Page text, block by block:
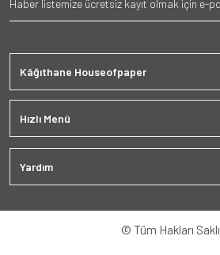
Kâğıthane Houseofpaper
Hızlı Menü
Yardım
© Tüm Hakları